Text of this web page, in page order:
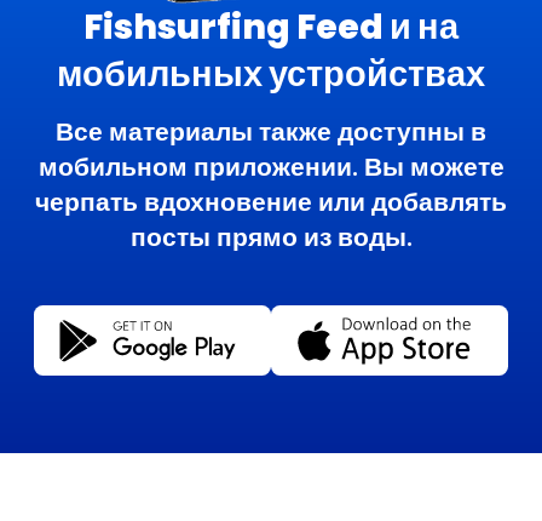
Fishsurfing Feed и на
мобильных устройствах
Все материалы также доступны в
мобильном приложении. Вы можете
черпать вдохновение или добавлять
посты прямо из воды.